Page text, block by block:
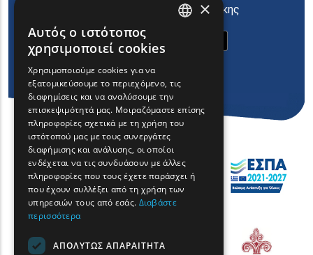
Ανατολικής Μακεδονίας Θράκης
FRENCH
BULGARIAN
ROMANIAN
TURKISH
×
Αυτός ο ιστότοπος
χρησιμοποιεί cookies
Χρησιμοποιούμε cookies για να
εξατομικεύσουμε το περιεχόμενο, τις
διαφημίσεις και να αναλύσουμε την
επισκεψιμότητά μας. Μοιραζόμαστε επίσης
πληροφορίες σχετικά με τη χρήση του
ιστότοπού μας με τους συνεργάτες
διαφήμισης και ανάλυσης, οι οποίοι
ενδέχεται να τις συνδυάσουν με άλλες
πληροφορίες που τους έχετε παράσχει ή
που έχουν συλλέξει από τη χρήση των
υπηρεσιών τους από εσάς. Διαβάστε
περισσότερα
ΑΠΟΛΎΤΩΣ ΑΠΑΡΑΊΤΗΤΑ